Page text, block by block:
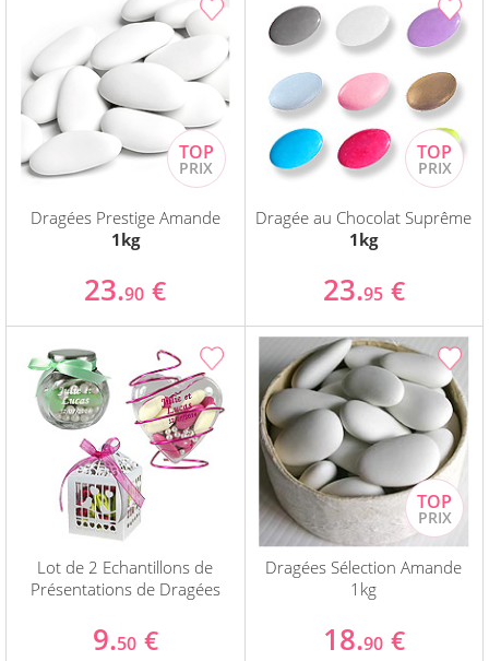
Dragées Prestige Amande
1kg
23.90 €
Dragée au Chocolat Suprême
1kg
23.95 €
Lot de 2 Echantillons de
Présentations de Dragées
9.50 €
Dragées Sélection Amande
1kg
18.90 €